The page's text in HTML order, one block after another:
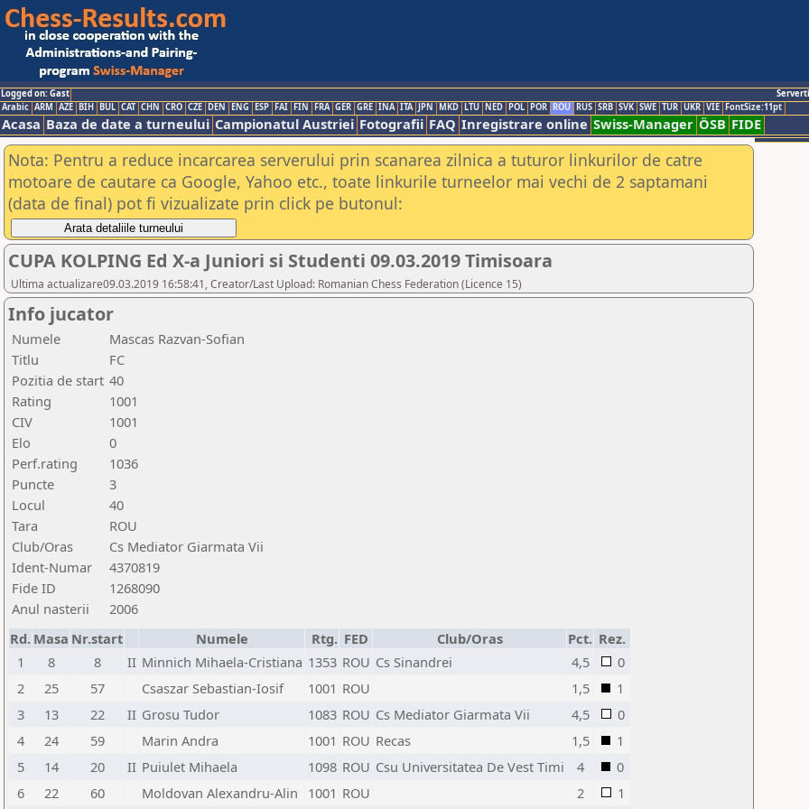
Logged on: Gast
Arabic ARM AZE BIH BUL CAT CHN CRO CZE DEN ENG ESP FAI FIN FRA GER GRE INA ITA JPN MKD LTU NED POL POR ROU RUS SRB SVK SWE TUR UKR VIE FontSize:11pt
Acasa Baza de date a turneului Campionatul Austriei Fotografii FAQ Inregistrare online Swiss-Manager ÖSB FIDE
Nota: Pentru a reduce incarcarea serverului prin scanarea zilnica a tuturor linkurilor de catre
motoare de cautare ca Google, Yahoo etc., toate linkurile turneelor mai vechi de 2 saptamani
(data de final) pot fi vizualizate prin click pe butonul:
CUPA KOLPING Ed X-a Juniori si Studenti 09.03.2019 Timisoara
Ultima actualizare09.03.2019 16:58:41, Creator/Last Upload: Romanian Chess Federation (Licence 15)
Info jucator
Numele
Mascas Razvan-Sofian
Titlu
FC
Pozitia de start 40
Rating
1001
CIV
1001
Elo
0
Perf.rating
1036
Puncte
3
Locul
40
Tara
ROU
Club/Oras
Cs Mediator Giarmata Vii
Ident-Numar
4370819
Fide ID
1268090
Anul nasterii
2006
Rd. Masa Nr.start Numele Rtg. FED Club/Oras Pct. Rez.
1
8 8 II Minnich Mihaela-Cristiana 1353 ROU Cs Sinandrei 4,5
0
2
25 57 Csaszar Sebastian-Iosif 1001 ROU 1,5
1
3
13 22 II Grosu Tudor 1083 ROU Cs Mediator Giarmata Vii 4,5
0
4
24 59 Marin Andra 1001 ROU Recas 1,5
1
5
14 20 II Puiulet Mihaela 1098 ROU Csu Universitatea De Vest Timi 4
0
6
22 60 Moldovan Alexandru-Alin 1001 ROU 2 1